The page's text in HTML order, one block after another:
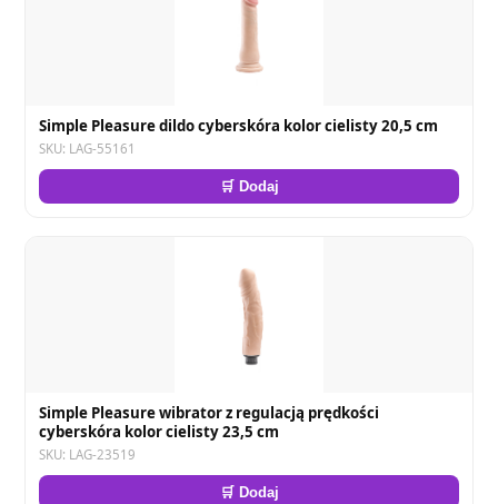
Simple Pleasure dildo cyberskóra kolor cielisty 20,5 cm
SKU: LAG-55161
🛒 Dodaj
Simple Pleasure wibrator z regulacją prędkości
cyberskóra kolor cielisty 23,5 cm
SKU: LAG-23519
🛒 Dodaj